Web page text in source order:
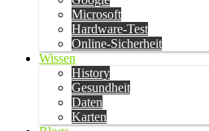
Microsoft
Hardware-Test
Online-Sicherheit
Wissen
History
Gesundheit
Daten
Karten